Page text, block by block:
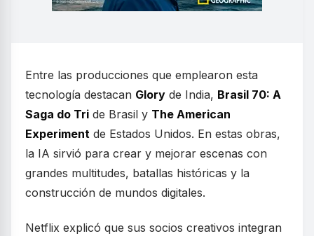
Entre las producciones que emplearon esta
tecnología destacan Glory de India, Brasil 70: A
Saga do Tri de Brasil y The American
Experiment de Estados Unidos. En estas obras,
la IA sirvió para crear y mejorar escenas con
grandes multitudes, batallas históricas y la
construcción de mundos digitales.
Netflix explicó que sus socios creativos integran